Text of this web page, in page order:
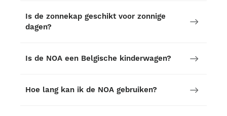
Is de zonnekap geschikt voor zonnige
dagen?
Is de NOA een Belgische kinderwagen?
Hoe lang kan ik de NOA gebruiken?